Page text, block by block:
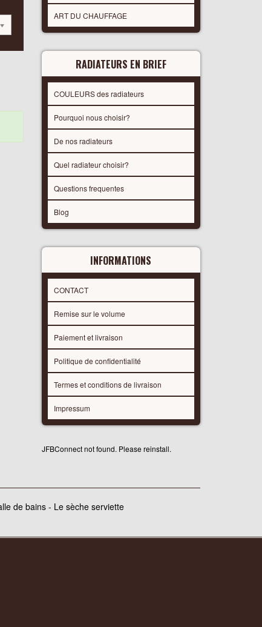
ART DU CHAUFFAGE
RADIATEURS EN BRIEF
COULEURS des radiateurs
Pourquoi nous choisir?
De nos radiateurs
Quel radiateur choisir?
Questions frequentes
Blog
INFORMATIONS
CONTACT
Remise sur le volume
Paiement et livraison
Politique de confidentialité
Termes et conditions de livraison
Impressum
JFBConnect not found. Please reinstall.
de bains - Le sèche serviette